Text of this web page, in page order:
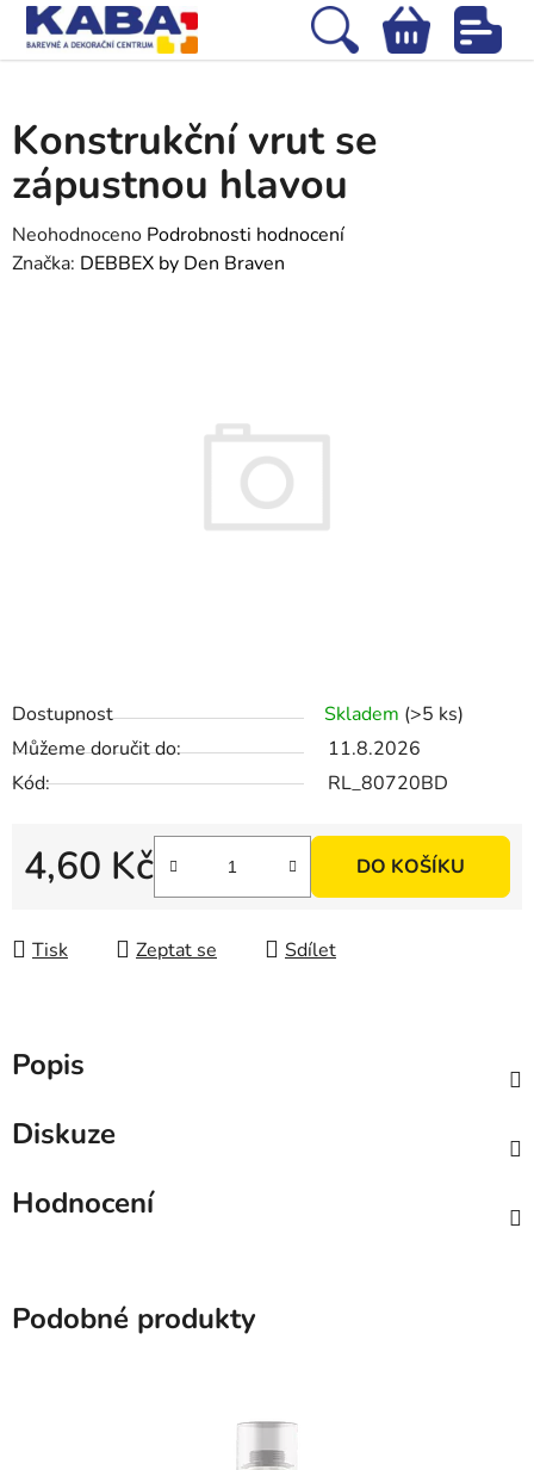
Přejít
obsah
Hledat
NÁKUPNÍ
Dostupnost Skladem (>5 ks)
Můžeme doručit do:
11.8.2026
Kód:
RL_80720BD
4,60 Kč DO KOŠÍKU
Tisk Zeptat se Sdílet
Konstrukční vrut se
zápustnou hlavou
Průměrné
hodnocení
Neohodnoceno Podrobnosti hodnocení
Značka: DEBBEX by Den Braven
Popis
Diskuze
Hodnocení
Podobné produkty